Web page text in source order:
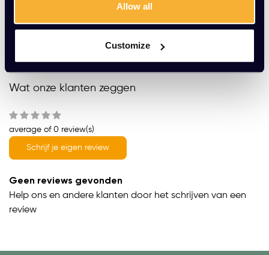
Allow all
Customize
Productomschrijving
Wat onze klanten zeggen
average of 0 review(s)
Schrijf je eigen review
Geen reviews gevonden
Help ons en andere klanten door het schrijven van een
review